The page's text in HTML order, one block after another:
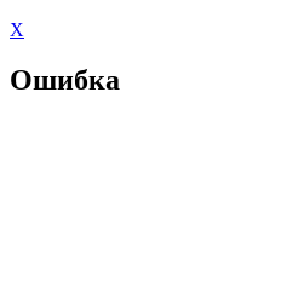
X
Ошибка